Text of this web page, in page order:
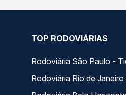
TOP RODOVIÁRIAS
Rodoviária São Paulo -
Rodoviária Rio de